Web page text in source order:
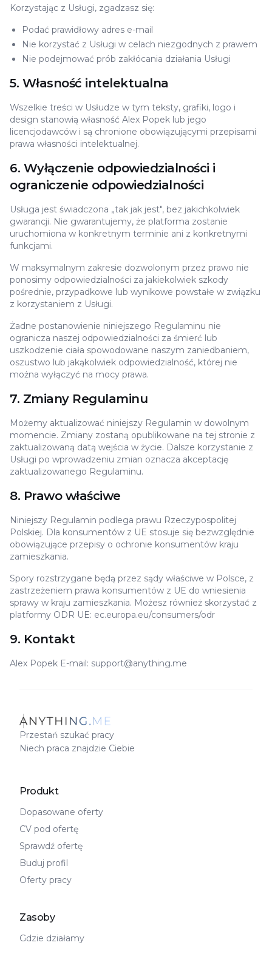
Korzystając z Usługi, zgadzasz się:
Podać prawidłowy adres e-mail
Nie korzystać z Usługi w celach niezgodnych z prawem
Nie podejmować prób zakłócania działania Usługi
5. Własność intelektualna
Wszelkie treści w Usłudze w tym teksty, grafiki, logo i
design stanowią własność Alex Popek lub jego
licencjodawców i są chronione obowiązującymi przepisami
prawa własności intelektualnej.
6. Wyłączenie odpowiedzialności i
ograniczenie odpowiedzialności
Usługa jest świadczona „tak jak jest", bez jakichkolwiek
gwarancji. Nie gwarantujemy, że platforma zostanie
uruchomiona w konkretnym terminie ani z konkretnymi
funkcjami.
W maksymalnym zakresie dozwolonym przez prawo nie
ponosimy odpowiedzialności za jakiekolwiek szkody
pośrednie, przypadkowe lub wynikowe powstałe w związku
z korzystaniem z Usługi.
Żadne postanowienie niniejszego Regulaminu nie
ogranicza naszej odpowiedzialności za śmierć lub
uszkodzenie ciała spowodowane naszym zaniedbaniem,
oszustwo lub jakąkolwiek odpowiedzialność, której nie
można wyłączyć na mocy prawa.
7. Zmiany Regulaminu
Możemy aktualizować niniejszy Regulamin w dowolnym
momencie. Zmiany zostaną opublikowane na tej stronie z
zaktualizowaną datą wejścia w życie. Dalsze korzystanie z
Usługi po wprowadzeniu zmian oznacza akceptację
zaktualizowanego Regulaminu.
8. Prawo właściwe
Niniejszy Regulamin podlega prawu Rzeczypospolitej
Polskiej. Dla konsumentów z UE stosuje się bezwzględnie
obowiązujące przepisy o ochronie konsumentów kraju
zamieszkania.
Spory rozstrzygane będą przez sądy właściwe w Polsce, z
zastrzeżeniem prawa konsumentów z UE do wniesienia
sprawy w kraju zamieszkania. Możesz również skorzystać z
platformy ODR UE: ec.europa.eu/consumers/odr
9. Kontakt
Alex Popek E-mail: support@anything.me
Przestań szukać pracy
Niech praca znajdzie Ciebie
Produkt
Dopasowane oferty
CV pod ofertę
Sprawdź ofertę
Buduj profil
Oferty pracy
Zasoby
Gdzie działamy